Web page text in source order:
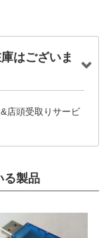
はございま
店頭受取りサービ
る製品